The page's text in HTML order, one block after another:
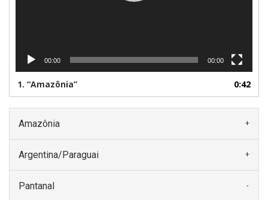
00:00 00:00
1. “Amazônia” 0:42
Amazônia
Argentina/Paraguai
Pantanal